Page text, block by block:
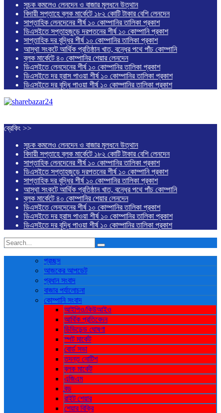
সূচক কমলেও লেনদেন ও বাজার মূলধনে উত্থান
বিদায়ী সপ্তাহে ব্লক মার্কেটে ১৮২ কোটি টাকার বেশি লেনদেন
সাপ্তাহিক লেনদেনের শীর্ষ ১০ কোম্পানির তালিকা প্রকাশ
ডিএসইতে সপ্তাহজুড়ে দরপতনের শীর্ষ ১০ কোম্পানি প্রকাশ
সাপ্তাহিক দর বৃদ্ধির শীর্ষ ১০ কোম্পানির তালিকা প্রকাশ
আস্থা সংকটে আর্থিক প্রতিষ্ঠান খাত, বন্ধের পথে পাঁচ কোম্পানি
ব্লক মার্কেটে ৪০ কোম্পানির শেয়ার লেনদেন
ডিএসইতে লেনদেনের শীর্ষ ১০ কোম্পানির তালিকা প্রকাশ
ডিএসইতে দর হ্রাস পাওয়া শীর্ষ ১০ কোম্পানির তালিকা প্রকাশ
ডিএসইতে দর বৃদ্ধি পাওয়া শীর্ষ ১০ কোম্পানির তালিকা প্রকাশ
ব্রেকিং >>
সূচক কমলেও লেনদেন ও বাজার মূলধনে উত্থান
বিদায়ী সপ্তাহে ব্লক মার্কেটে ১৮২ কোটি টাকার বেশি লেনদেন
সাপ্তাহিক লেনদেনের শীর্ষ ১০ কোম্পানির তালিকা প্রকাশ
ডিএসইতে সপ্তাহজুড়ে দরপতনের শীর্ষ ১০ কোম্পানি প্রকাশ
সাপ্তাহিক দর বৃদ্ধির শীর্ষ ১০ কোম্পানির তালিকা প্রকাশ
আস্থা সংকটে আর্থিক প্রতিষ্ঠান খাত, বন্ধের পথে পাঁচ কোম্পানি
ব্লক মার্কেটে ৪০ কোম্পানির শেয়ার লেনদেন
ডিএসইতে লেনদেনের শীর্ষ ১০ কোম্পানির তালিকা প্রকাশ
ডিএসইতে দর হ্রাস পাওয়া শীর্ষ ১০ কোম্পানির তালিকা প্রকাশ
ডিএসইতে দর বৃদ্ধি পাওয়া শীর্ষ ১০ কোম্পানির তালিকা প্রকাশ
প্রচ্ছদ
আজকের আপডেট
প্রধান সংবাদ
বাজার পর্যালোচনা
কোম্পানি সংবাদ
আইপিও/কিউআইও
আর্থিক প্রতিবেদন
ডিভিডেন্ড ঘোষণা
স্পট মার্কেট
বোর্ড সভা
তদন্ত নোটিশ
ব্লক মার্কেট
এজিএম
বন্ড
রাইট শেয়ার
শেয়ার বিক্রি